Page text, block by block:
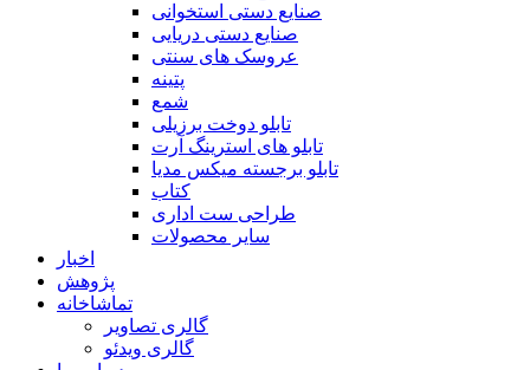
صنایع دستی استخوانی
صنایع دستی دریایی
عروسک های سنتی
پتینه
شمع
تابلو دوخت برزیلی
تابلو های استرینگ آرت
تابلو برجسته میکس مدیا
کتاب
طراحی ست اداری
سایر محصولات
اخبار
پژوهش
تماشاخانه
گالری تصاویر
گالری ویدئو